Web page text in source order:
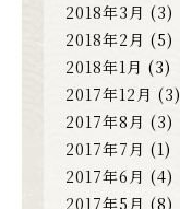
2018年3月 (3)
2018年2月 (5)
2018年1月 (3)
2017年12月 (3)
2017年8月 (3)
2017年7月 (1)
2017年6月 (4)
2017年5月 (8)